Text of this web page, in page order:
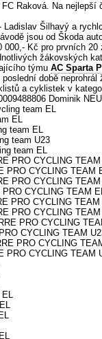
Raková. Na
Šilhavý a
jsou od Škoda
Kč pro prvních
žákovských
týmu AC Sparta
době neprohrál
a cyklistek v
Dominik
team EL
EL
team EL
team U23
team EL
PRO CYCLING
PRO CYCLING TEAM
PRO CYCLING
CYCLING TEAM
PRO CYCLING TEAM
PRO CYCLING
PRO CYCLING
CYCLING TEAM
PRO CYCLING
PRO CYCLING TEAM
EL